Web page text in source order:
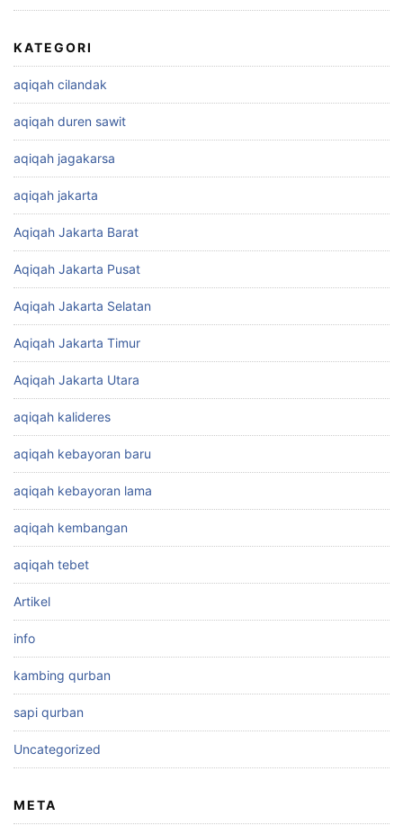
KATEGORI
aqiqah cilandak
aqiqah duren sawit
aqiqah jagakarsa
aqiqah jakarta
Aqiqah Jakarta Barat
Aqiqah Jakarta Pusat
Aqiqah Jakarta Selatan
Aqiqah Jakarta Timur
Aqiqah Jakarta Utara
aqiqah kalideres
aqiqah kebayoran baru
aqiqah kebayoran lama
aqiqah kembangan
aqiqah tebet
Artikel
info
kambing qurban
sapi qurban
Uncategorized
META